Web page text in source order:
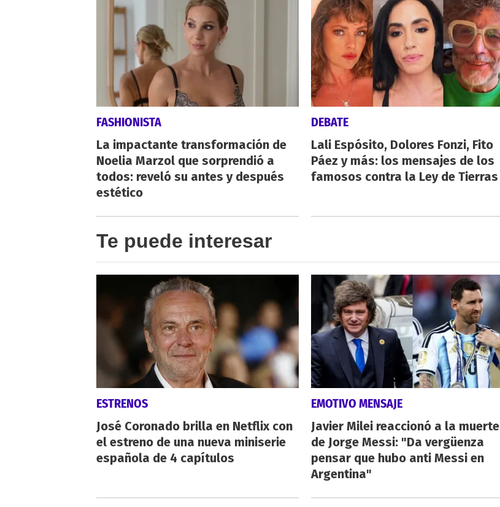
FASHIONISTA
La impactante transformación de
Noelia Marzol que sorprendió a
todos: reveló su antes y después
estético
DEBATE
Lali Espósito, Dolores Fonzi, Fito
Páez y más: los mensajes de los
famosos contra la Ley de Tierras
Te puede interesar
ESTRENOS
José Coronado brilla en Netflix con
el estreno de una nueva miniserie
española de 4 capítulos
EMOTIVO MENSAJE
Javier Milei reaccionó a la muerte
de Jorge Messi: "Da vergüenza
pensar que hubo anti Messi en
Argentina"